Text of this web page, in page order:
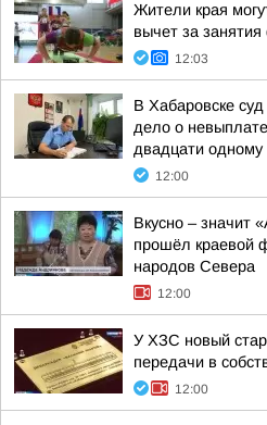
Жители края
вычет за
12:03
В Хабаровске
дело о
двадцати одному
12:00
Вкусно – значит
прошёл краевой
народов Севера
12:00
У ХЗС новый
передачи в
12:00